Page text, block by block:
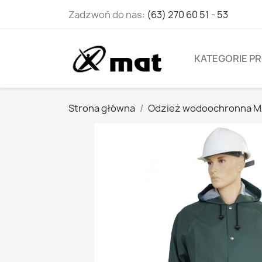
Zadzwoń do nas: (63) 270 60 51 - 53
KATEGORIE
Strona główna Odzież wodoochronna